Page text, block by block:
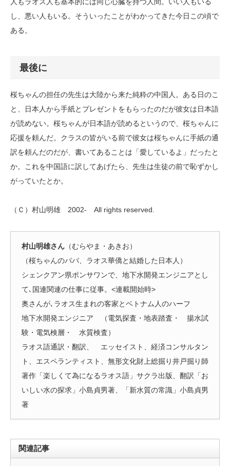
し、悪い人もいる。そういったことがわかってきた今日この頃で
ある。
最後に
桜ちゃんの担任の先生は大陸から来た純粋の中国人。ある日のこ
と、日本人から手紙とプレゼントをもらったのだが彼女は日本語
が読めない。桜ちゃんが日本語が読めるというので、桜ちゃんに
応援を頼んだ。クラスの皆がいる前で彼女は桜ちゃんに手紙の通
訳を頼んだのだが、書いてあることは「愛しているよ」だったと
か。これを中国語に訳してあげたら、先生は生徒の前で恥ずかし
がっていたとか。
（Ｃ）村山明雄 2002- All rights reserved.
村山明雄さん （むらやま・あきお）
（桜ちゃんのパパ、ラオス華僑と結婚した日本人）
シェンクアン県ポンサワンで、地下水開発エンジニアとし
て､国連関連の仕事に従事。<連載開始時>
奥さんが､ラオス生まれの客家とベトナム人のハーフ
地下水開発エンジニア （電気探査・地表踏査・ 揚水試
験・電気検層・ 水質検査）
ラオス語通訳・翻訳、 エッセイスト、経済コンサルタン
ト、エスペランティスト、無形文化財上総掘り井戸掘り師
著作「楽しくて為になるラオス語」サクラ出版、翻訳「お
いしい水の探求」小島貞男著、「新水質の常識」小島貞男
著
関連記事